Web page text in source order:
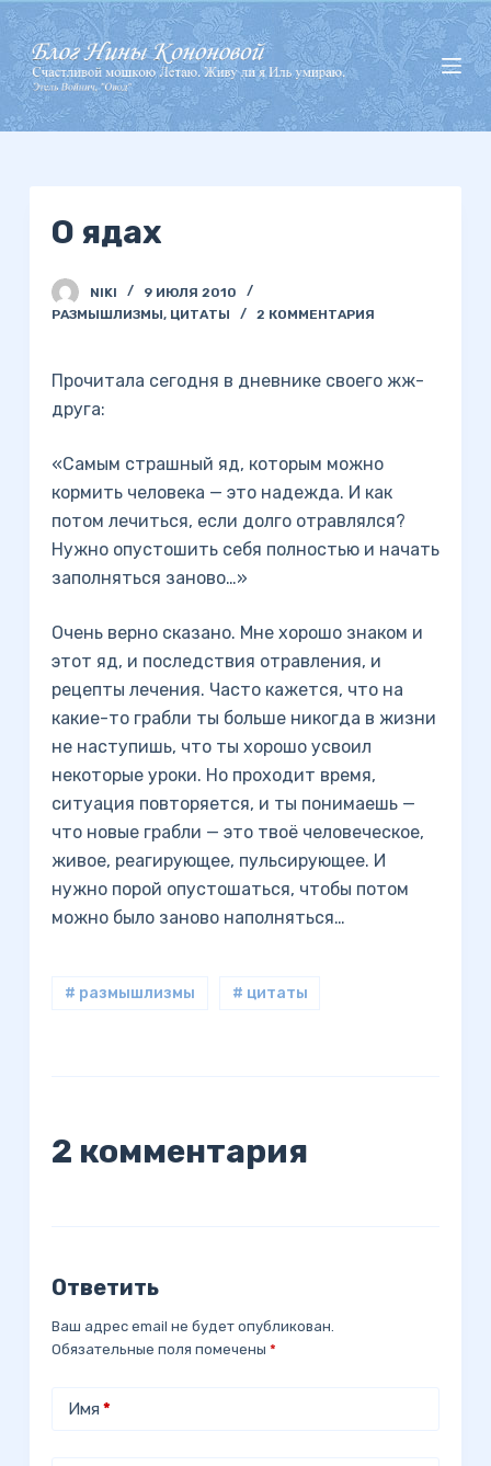
П
е
р
е
й
О ядах
NIKI
9 ИЮЛЯ 2010
РАЗМЫШЛИЗМЫ, ЦИТАТЫ 2 КОММЕНТАРИЯ
Прочитала сегодня в дневнике своего жж-
друга:
«Самым страшный яд, которым можно
кормить человека — это надежда. И как
потом лечиться, если долго отравлялся?
Нужно опустошить себя полностью и начать
заполняться заново…»
Очень верно сказано. Мне хорошо знаком и
этот яд, и последствия отравления, и
рецепты лечения. Часто кажется, что на
какие-то грабли ты больше никогда в жизни
не наступишь, что ты хорошо усвоил
некоторые уроки. Но проходит время,
ситуация повторяется, и ты понимаешь —
что новые грабли — это твоё человеческое,
живое, реагирующее, пульсирующее. И
нужно порой опустошаться, чтобы потом
можно было заново наполняться…
# размышлизмы # цитаты
2 комментария
Ответить
Ваш адрес email не будет опубликован.
Обязательные поля помечены *
Имя *